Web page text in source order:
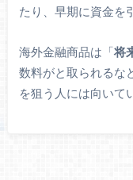
たり、早期に資金を
海外金融商品は「将
数料がと取られるな
を狙う人には向いて